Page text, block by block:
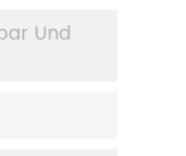
Und